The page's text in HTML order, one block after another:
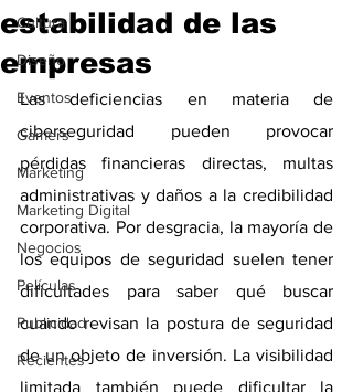
Cultura
Diseño
Eventos
Gamers
Marketing
Marketing Digital
Negocios
Películas
Publicidad
Recientes
estabilidad de las
empresas
Las deficiencias en materia de
ciberseguridad pueden provocar
pérdidas financieras directas, multas
administrativas y daños a la credibilidad
corporativa. Por desgracia, la mayoría de
los equipos de seguridad suelen tener
dificultades para saber qué buscar
cuando revisan la postura de seguridad
de un objeto de inversión. La visibilidad
limitada también puede dificultar la